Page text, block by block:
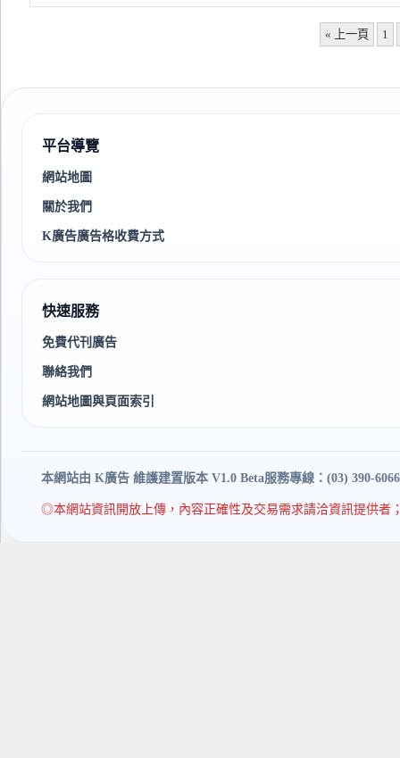
« 上一頁 1
平台導覽
網站地圖
關於我們
K廣告廣告格收費方式
快速服務
免費代刊廣告
聯絡我們
網站地圖與頁面索引
本網站由 K廣告 維護建置版本 V1.0 Beta服務專線：(03) 390-6066
◎本網站資訊開放上傳，內容正確性及交易需求請洽資訊提供者